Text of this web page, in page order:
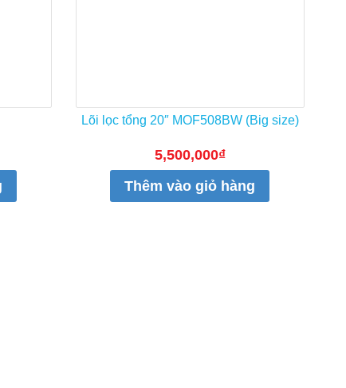
Lõi lọc tổng 20″ MOF508BW (Big size)
5,500,000₫
Thêm vào giỏ hàng